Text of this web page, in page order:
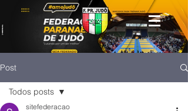
Post
Todos posts
sitefederacao